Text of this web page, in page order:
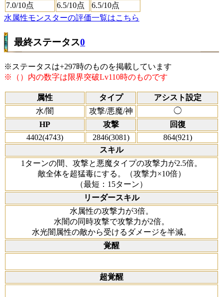
7.0/10点 6.5/10点 6.5/10点
水属性モンスターの評価一覧はこちら
最終ステータス0
※ステータスは+297時のものを掲載しています
※（）内の数字は限界突破Lv110時のものです
属性 タイプ
アシスト設定
水/闇
攻撃/悪魔/神
◯
HP
攻撃
回復
4402(4743)
2846(3081)
864(921)
スキル
1ターンの間、攻撃と悪魔タイプの攻撃力が2.5倍。
敵全体を超猛毒にする。（攻撃力×10倍）
（最短：15ターン）
リーダースキル
水属性の攻撃力が3倍。
水闇の同時攻撃で攻撃力が2倍。
水光闇属性の敵から受けるダメージを半減。
覚醒
超覚醒